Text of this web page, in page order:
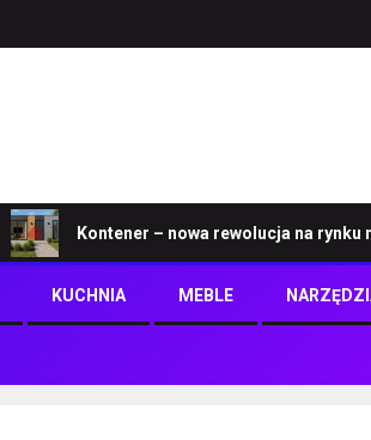
Kontener – nowa rewolucja na rynku
KUCHNIA MEBLE